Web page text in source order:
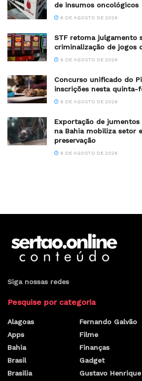
de insumos oncológicos
6 DE AGOSTO DE 2026
STF retoma julgamento
criminalização de jogos
6 DE AGOSTO DE 2026
Concurso unificado do
inscrições nesta quinta-
6 DE AGOSTO DE 2026
Exportação de
na Bahia mobiliza setor
preservação
6 DE AGOSTO DE 2026
Siga nossas redes
Pesquise por categoria
Alagoas
Apps
Bahia
Brasil
Brasilia
Fernando Galvão
Filme
Finanças
Gadget
Gustavo Henrique